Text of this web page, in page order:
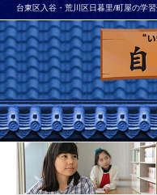
台東区入谷・荒川区日暮里/町屋の学